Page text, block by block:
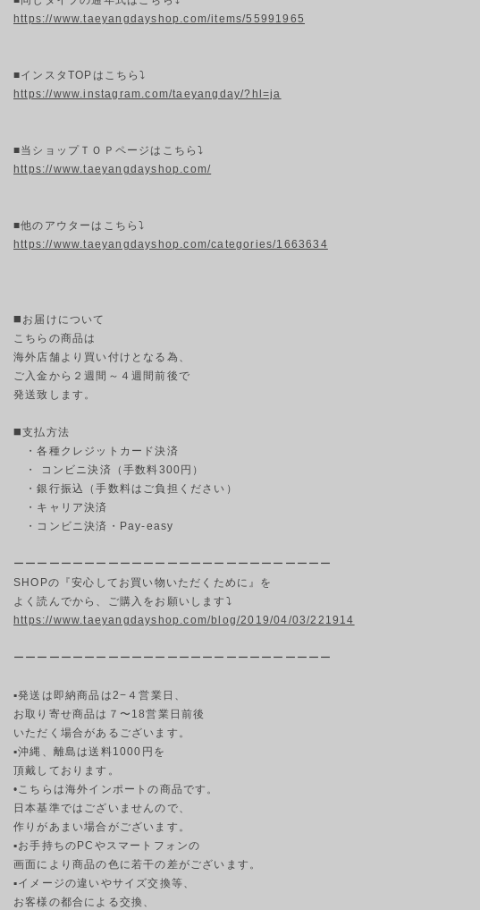
https://www.taeyangdayshop.com/items/55991965
■インスタTOPはこちら⤵
https://www.instagram.com/taeyangday/?hl=ja
■当ショップＴＯＰページはこちら⤵
https://www.taeyangdayshop.com/
■他のアウターはこちら⤵
https://www.taeyangdayshop.com/categories/1663634
◼️お届けについて
こちらの商品は
海外店舗より買い付けとなる為、
ご入金から２週間～４週間前後で
発送致します。
◼️支払方法
・各種クレジットカード決済
・ コンビニ決済（手数料300円）
・銀行振込（手数料はご負担ください）
・キャリア決済
・コンビニ決済・Pay-easy
ーーーーーーーーーーーーーーーーーーーーーーーーーーー
SHOPの『安心してお買い物いただくために』を
よく読んでから、ご購入をお願いします⤵
https://www.taeyangdayshop.com/blog/2019/04/03/221914
ーーーーーーーーーーーーーーーーーーーーーーーーーーー
▪発送は即納商品は2−４営業日、
お取り寄せ商品は７〜18営業日前後
いただく場合があるございます。
▪︎沖縄、離島は送料1000円を
頂戴しております。
•こちらは海外インポートの商品です。
日本基準ではございませんので、
作りがあまい場合がございます。
▪︎お手持ちのPCやスマートフォンの
画面により商品の色に若干の差がございます。
▪︎イメージの違いやサイズ交換等、
お客様の都合による交換、